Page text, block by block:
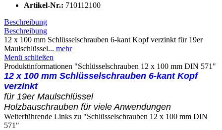
Artikel-Nr.: 710112100
Beschreibung
Beschreibung
12 x 100 mm Schlüsselschrauben 6-kant Kopf verzinkt für 19er
Maulschlüssel... mehr
Menü schließen
Produktinformationen "Schlüsselschrauben 12 x 100 mm DIN 571"
12 x 100 mm Schlüsselschrauben 6-kant Kopf
verzinkt
für 19er Maulschlüssel
Holzbauschrauben für viele Anwendungen
Weiterführende Links zu "Schlüsselschrauben 12 x 100 mm DIN
571"